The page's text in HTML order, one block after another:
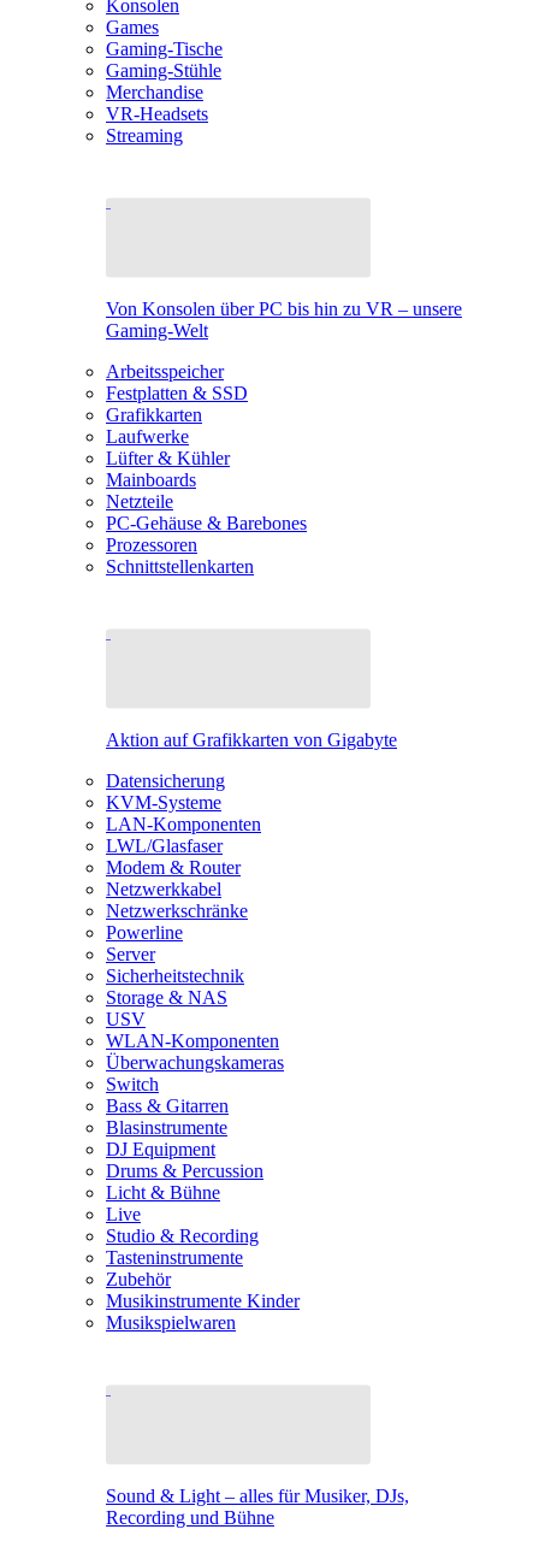
Konsolen
Games
Gaming-Tische
Gaming-Stühle
Merchandise
VR-Headsets
Streaming
Von Konsolen über PC bis hin zu VR – unsere
Gaming-Welt
Arbeitsspeicher
Festplatten & SSD
Grafikkarten
Laufwerke
Lüfter & Kühler
Mainboards
Netzteile
PC-Gehäuse & Barebones
Prozessoren
Schnittstellenkarten
Aktion auf Grafikkarten von Gigabyte
Datensicherung
KVM-Systeme
LAN-Komponenten
LWL/Glasfaser
Modem & Router
Netzwerkkabel
Netzwerkschränke
Powerline
Server
Sicherheitstechnik
Storage & NAS
USV
WLAN-Komponenten
Überwachungskameras
Switch
Bass & Gitarren
Blasinstrumente
DJ Equipment
Drums & Percussion
Licht & Bühne
Live
Studio & Recording
Tasteninstrumente
Zubehör
Musikinstrumente Kinder
Musikspielwaren
Sound & Light – alles für Musiker, DJs,
Recording und Bühne